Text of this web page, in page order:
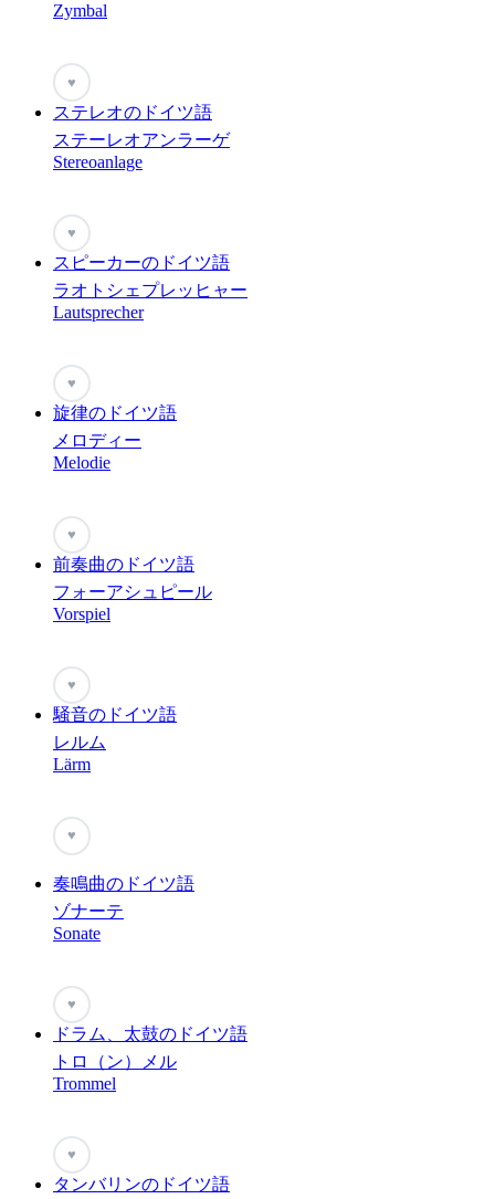
Zymbal
♥
ステレオのドイツ語
ステーレオアンラーゲ
Stereoanlage
♥
スピーカーのドイツ語
ラオトシェプレッヒャー
Lautsprecher
♥
旋律のドイツ語
メロディー
Melodie
♥
前奏曲のドイツ語
フォーアシュピール
Vorspiel
♥
騒音のドイツ語
レルム
Lärm
♥
奏鳴曲のドイツ語
ゾナーテ
Sonate
♥
ドラム、太鼓のドイツ語
トロ（ン）メル
Trommel
♥
タンバリンのドイツ語